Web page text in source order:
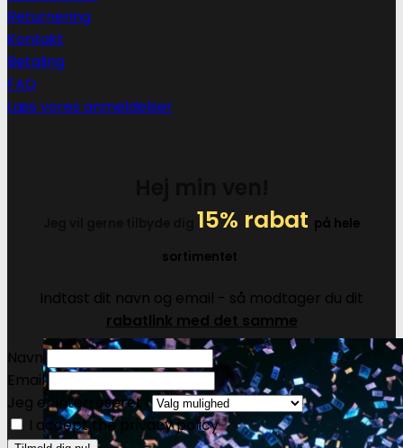
Returnering
Kontakt
Betaling
FAQ
Læs vores anmeldelser
15% rabat på hele
sortimentet
Indtast dit navn og email - så modtager du dit
rabatlink med det samme
Navn
Email
Jeg er interreseret i
I accept the privacy policy